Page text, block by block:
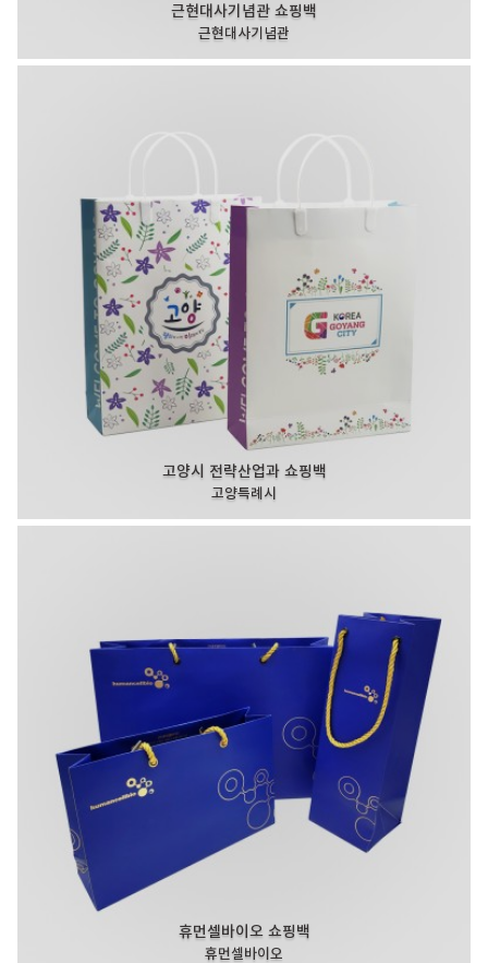
근현대사기념관 쇼핑백
근현대사기념관
고양시 전략산업과 쇼핑백
고양특례시
휴먼셀바이오 쇼핑백
휴먼셀바이오